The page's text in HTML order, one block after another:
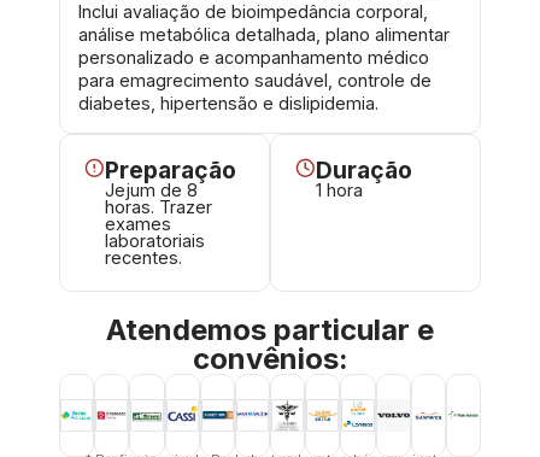
Inclui avaliação de bioimpedância corporal,
análise metabólica detalhada, plano alimentar
personalizado e acompanhamento médico
para emagrecimento saudável, controle de
diabetes, hipertensão e dislipidemia.
Preparação
Jejum de 8
horas. Trazer
exames
laboratoriais
recentes.
Duração
1 hora
Atendemos particular e
convênios: